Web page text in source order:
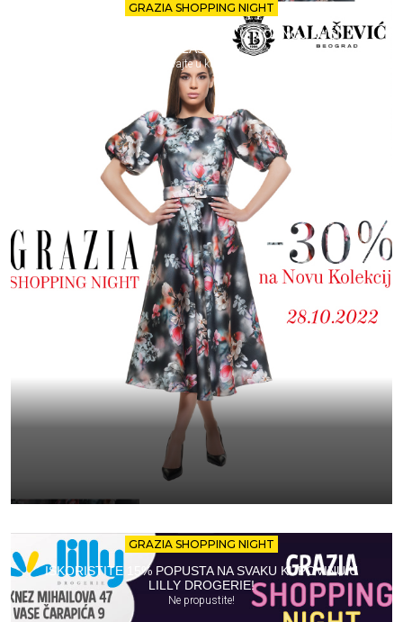
GRAZIA SHOPPING NIGHT
ISKORISTITE -30% POPUSTA U MODNOJ KUĆI
BALAŠEVIĆ!
Uživajte u kupovini.
GRAZIA SHOPPING NIGHT
ISKORISTITE 15% POPUSTA NA SVAKU KUPOVINU U
LILLY DROGERIE!
Ne propustite!